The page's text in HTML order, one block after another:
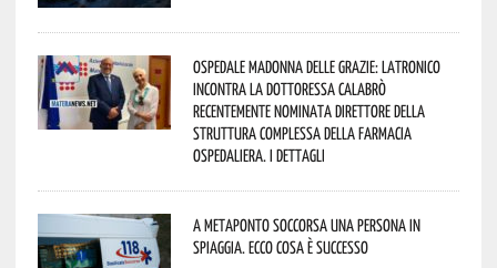
Ospedale Madonna delle Grazie: Latronico
incontra la dottoressa Calabrò
recentemente nominata Direttore della
Struttura Complessa della Farmacia
Ospedaliera. I dettagli
A Metaponto soccorsa una persona in
spiaggia. Ecco cosa è successo